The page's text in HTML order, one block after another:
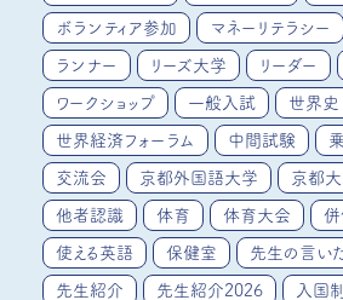
ボランティア参加 マネーリテラシー
ランナー リーズ大学 リーダー
ワークショップ 一般入試 世界史
世界経済フォーラム 中間試験
交流会 京都外国語大学 京都
他者認識 体育 体育大会 併
使える英語 保健室 先生の言い
先生紹介 先生紹介2026 入国